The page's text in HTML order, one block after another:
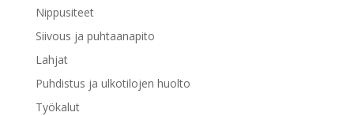
Nippusiteet
Siivous ja puhtaanapito
Lahjat
Puhdistus ja ulkotilojen huolto
Työkalut